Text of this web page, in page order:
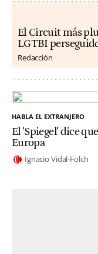
El Circuit más
LGTBI
Redacción
HABLA EL EXTRANJERO
El 'Spiegel' dice
Europa
Ignacio Vidal-Folch